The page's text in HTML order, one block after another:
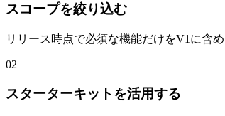
スコープを絞り込む
リリース時点で必須な機能だけをV1に含
02
スターターキットを活用する